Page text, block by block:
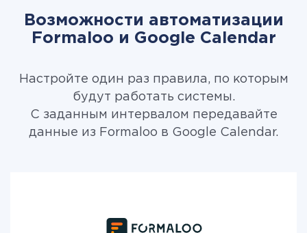
Возможности автоматизации
Formaloo и Google Calendar
Настройте один раз правила, по которым
будут работать системы.
С заданным интервалом передавайте
данные из Formaloo в Google Calendar.